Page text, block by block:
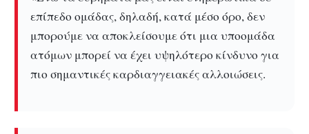
επίπεδο ομάδας, δηλαδή, κατά μέσο όρο, δεν
μπορούμε να αποκλείσουμε ότι μια υποομάδα
ατόμων μπορεί να έχει υψηλότερο κίνδυνο για
πιο σημαντικές καρδιαγγειακές αλλοιώσεις.